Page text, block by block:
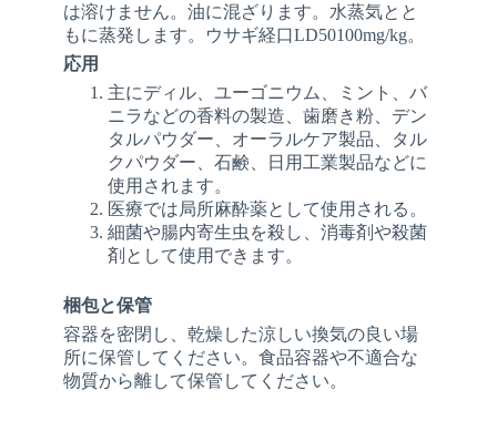
は溶けません。油に混ざります。水蒸気とと
もに蒸発します。ウサギ経口LD50100mg/kg。
応用
主にディル、ユーゴニウム、ミント、バ
ニラなどの香料の製造、歯磨き粉、デン
タルパウダー、オーラルケア製品、タル
クパウダー、石鹸、日用工業製品などに
使用されます。
医療では局所麻酔薬として使用される。
細菌や腸内寄生虫を殺し、消毒剤や殺菌
剤として使用できます。
梱包と保管
容器を密閉し、乾燥した涼しい換気の良い場
所に保管してください。食品容器や不適合な
物質から離して保管してください。